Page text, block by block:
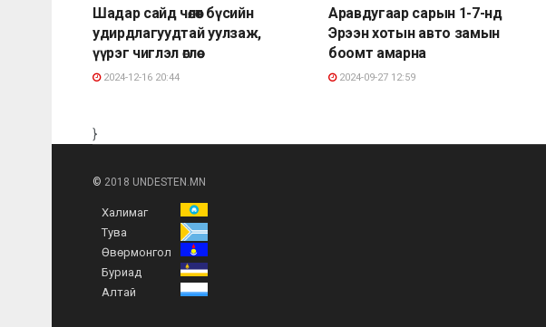
Шадар сайд чөлөөт бүсийн
удирдлагуудтай уулзаж,
үүрэг чиглэл өглөө
2024-12-16 20:44
Аравдугаар сарын 1-7-нд
Эрээн хотын авто замын
боомт амарна
2024-09-27 12:59
}
© 2018 UNDESTEN.MN
Халимаг
Тува
Өвөрмонгол
Буриад
Алтай